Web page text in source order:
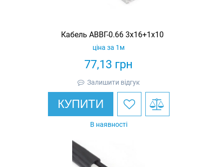
Кабель АВВГ-0.66 3х16+1х10
77,13 грн
ціна за 1м
Залишити відгук
КУПИТИ
В наявності